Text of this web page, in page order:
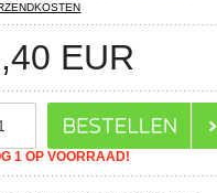
EUR
1 OP VOORRAAD!